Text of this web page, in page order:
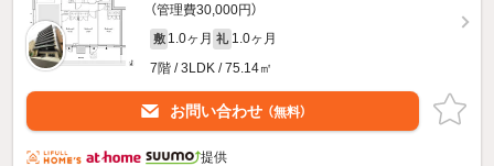
（管理費30,000円）
敷 1.0ヶ月 礼 1.0ヶ月
7階 / 3LDK / 75.14㎡
お問い合わせ （無料）
提供